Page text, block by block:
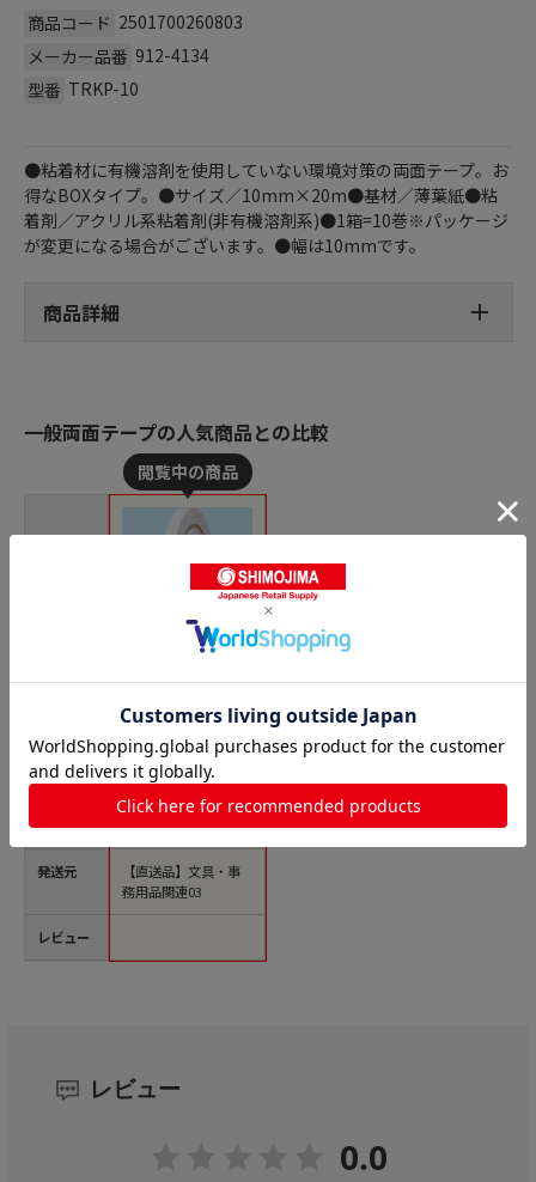
商品コード 2501700260803
メーカー品番 912-4134
型番 TRKP-10
●粘着材に有機溶剤を使用していない環境対策の両面テープ。お
得なBOXタイプ。●サイズ／10mm×20m●基材／薄葉紙●粘
着剤／アクリル系粘着剤(非有機溶剤系)●1箱=10巻※パッケージ
が変更になる場合がございます。●幅は10mmです。
商品詳細
一般両面テープの人気商品との比較
込)
サイズ
発送元
レビュー
巻/セット（ご注文単
品】￥1,200
10mm×20m
【直送品】文具・事
務用品関連03
レビュー
0.0